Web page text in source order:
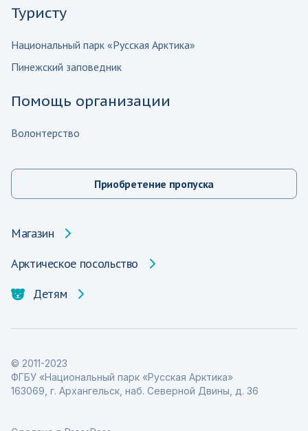
Туристу
Национальный парк «Русская Арктика»
Пинежский заповедник
Помощь организации
Волонтерство
Приобретение пропуска
Магазин
Арктическое посольство
Детям
© 2011-2023
ФГБУ «Национальный парк «Русская Арктика»
163069, г. Архангельск, наб. Северной Двины, д. 36